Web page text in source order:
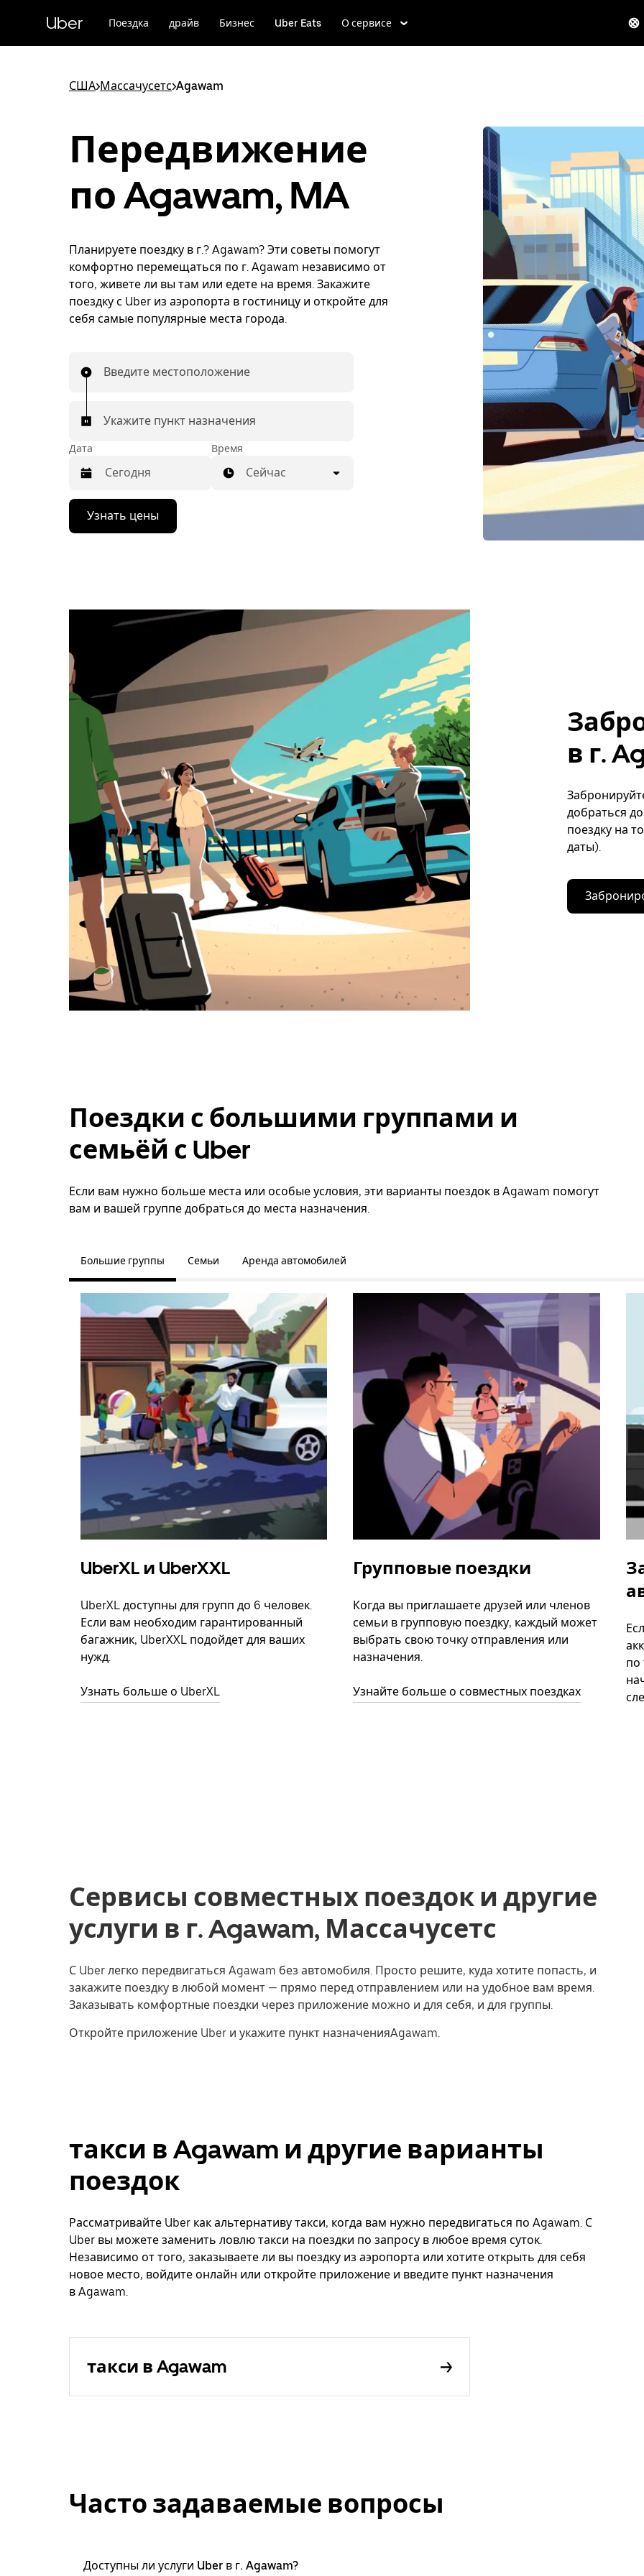
к
Uber Поездка драйв Бизнес Uber Eats О сервисе
США>Массачусетс>Agawam
Передвижение
по Agawam, MA
Планируете поездку в г.? Agawam? Эти советы помогут
комфортно перемещаться по г. Agawam независимо от
того, живете ли вы там или едете на время. Закажите
поездку с Uber из аэропорта в гостиницу и откройте для
себя самые популярные места города.
Введите местоположение
Укажите пункт назначения
Дата
Нажмите
стрелку
вниз,
выбрать
закрыть
календарь,
нажмите
Esc.
Время
Сейчас
Узнать цены
в г.
добраться
поездку на
даты).
Поездки с большими группами и
семьёй с Uber
Если вам нужно больше места или особые условия, эти варианты поездок в Agawam помогут
вам и вашей группе добраться до места назначения.
Большие группы Семьи Аренда автомобилей
UberXL и UberXXL
UberXL доступны для групп до 6 человек.
Если вам необходим гарантированный
багажник, UberXXL подойдет для ваших
нужд.
Узнать больше о UberXL
Групповые поездки
Когда вы приглашаете друзей или членов
семьи в групповую поездку, каждый может
выбрать свою точку отправления или
назначения.
Узнайте больше о совместных поездках
по
Сервисы совместных поездок и другие
услуги в г. Agawam, Массачусетс
С Uber легко передвигаться Agawam без автомобиля. Просто решите, куда хотите попасть, и
закажите поездку в любой момент — прямо перед отправлением или на удобное вам время.
Заказывать комфортные поездки через приложение можно и для себя, и для группы.
Откройте приложение Uber и укажите пункт назначенияAgawam.
такси в Agawam и другие варианты
поездок
Рассматривайте Uber как альтернативу такси, когда вам нужно передвигаться по Agawam. С
Uber вы можете заменить ловлю такси на поездки по запросу в любое время суток.
Независимо от того, заказываете ли вы поездку из аэропорта или хотите открыть для себя
новое место, войдите онлайн или откройте приложение и введите пункт назначения
в Agawam.
такси в Agawam
Часто задаваемые вопросы
Доступны ли услуги Uber в г. Agawam?